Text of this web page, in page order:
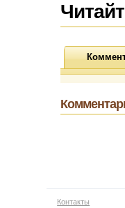
Контакты